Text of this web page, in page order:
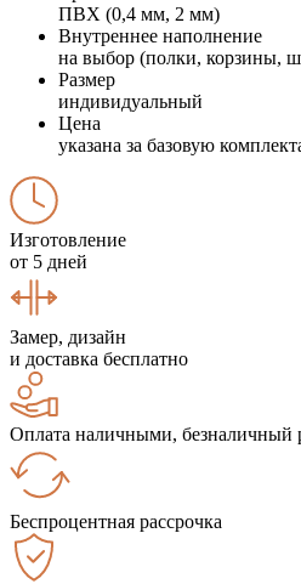
ПВХ (0,4 мм, 2 мм)
Внутреннее наполнение
на выбор (полки, корзины,
Размер
индивидуальный
Цена
указана за базовую
Изготовление
от 5 дней
Замер, дизайн
и доставка бесплатно
Оплата наличными, безналичный
Беспроцентная рассрочка